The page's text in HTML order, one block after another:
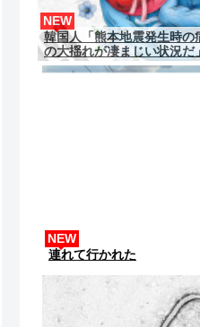
韓国人「熊本地震発生時の
の大揺れが凄まじい状況だ
NEW
連れて行かれた
NEW